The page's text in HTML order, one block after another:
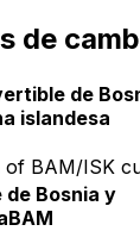
de
de
islandesa
of BAM/ISK
Bosnia y
BAM